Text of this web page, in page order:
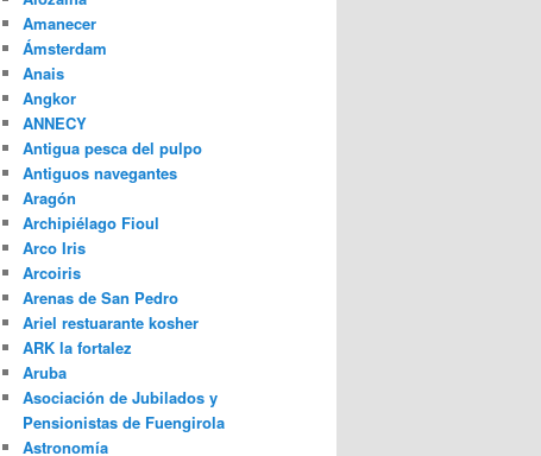
Amanecer
Ámsterdam
Anais
Angkor
ANNECY
Antigua pesca del pulpo
Antiguos navegantes
Aragón
Archipiélago Fioul
Arco Iris
Arcoiris
Arenas de San Pedro
Ariel restuarante kosher
ARK la fortalez
Aruba
Asociación de Jubilados y
Pensionistas de Fuengirola
Astronomía